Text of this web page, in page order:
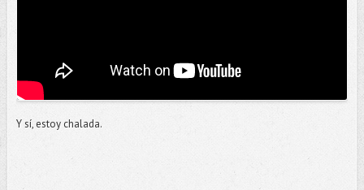
Y sí, estoy chalada.